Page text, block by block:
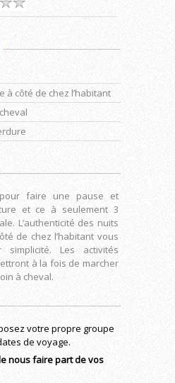
à côté de chez l’habitant
faire une pause et
et ce à seulement 3
L’authenticité des nuits
de chez l’habitant vous
Les activités
à la fois de marcher
à cheval.
votre propre groupe
de voyage.
nous faire part de vos